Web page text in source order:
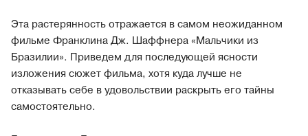
Эта растерянность отражается в самом неожиданном
фильме Франклина Дж. Шаффнера «Мальчики из
Бразилии». Приведем для последующей ясности
изложения сюжет фильма, хотя куда лучше не
отказывать себе в удовольствии раскрыть его тайны
самостоятельно.